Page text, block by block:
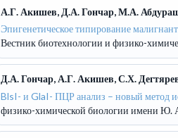
А.Г. Акишев, Д.А. Гончар, М.А.
Эпигенетическое типирование
Вестник биотехнологии и физико-
Д.А. Гончар, А.Г. Акишев, С.Х.
BlsI- и GlaI- ПЦР анализ – новый метод
физико-химической биологии имени Ю.